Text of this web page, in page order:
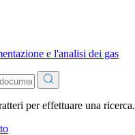
e l'analisi dei gas
per effettuare una ricerca.